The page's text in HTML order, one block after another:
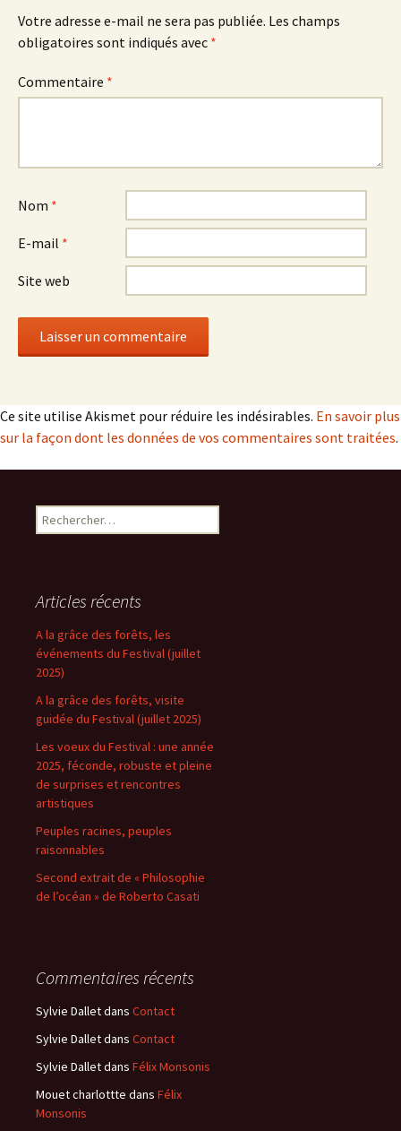
Votre adresse e-mail ne sera pas publiée. Les champs
obligatoires sont indiqués avec *
Commentaire *
Nom *
E-mail *
Site web
Ce site utilise Akismet pour réduire les indésirables. En savoir plus
sur la façon dont les données de vos commentaires sont traitées.
Rechercher :
Articles récents
A la grâce des forêts, les
événements du Festival (juillet
2025)
A la grâce des forêts, visite
guidée du Festival (juillet 2025)
Les voeux du Festival : une année
2025, féconde, robuste et pleine
de surprises et rencontres
artistiques
Peuples racines, peuples
raisonnables
Second extrait de « Philosophie
de l’océan » de Roberto Casati
Commentaires récents
Sylvie Dalletdans Contact
Sylvie Dalletdans Contact
Sylvie Dalletdans Félix Monsonis
Mouet charlottte dans Félix
Monsonis